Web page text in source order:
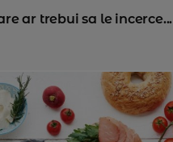
ar trebui sa le incerce...